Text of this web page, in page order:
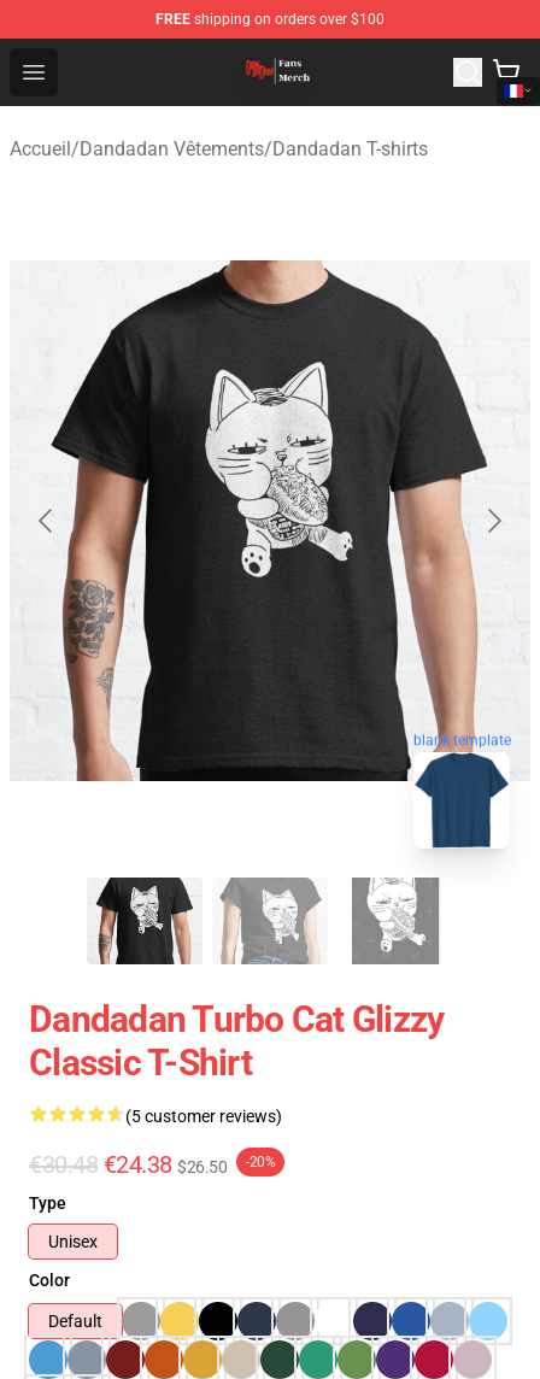
FREE shipping on orders over $100
Open menu
Dandadan Shop - Official Dandadan Merchandise Store
Accueil/Dandadan Vêtements/Dandadan T-shirts
blank template
Dandadan Turbo Cat Glizzy
Classic T-Shirt
(5 customer reviews)
€30.48 €24.38 $26.50 -20%
Type
Unisex
Color
Default